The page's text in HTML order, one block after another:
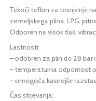
Tekoči teflon za tesnjenje
zemeljskega plina, LPG,
Odporen na visok tlak,
Lastnosti:
– odobren za plin do 28 bar
– temperaturna odpornost
– omogoča kasnejše
Čas strjevanja: